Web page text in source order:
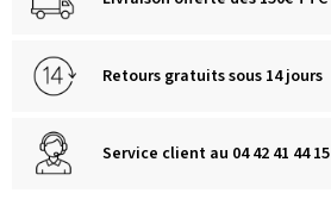
Retours gratuits sous 14 jours
Service client au 04 42 41 44 15